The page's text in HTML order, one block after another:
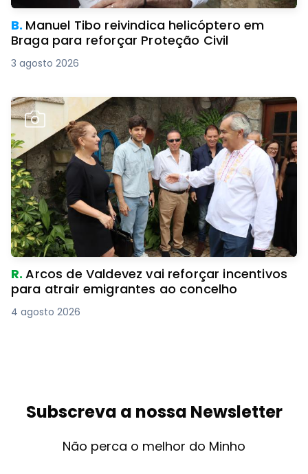
B. Manuel Tibo reivindica helicóptero em
Braga para reforçar Proteção Civil
3 agosto 2026
R.Arcos de Valdevez vai reforçar incentivos
para atrair emigrantes ao concelho
4 agosto 2026
Subscreva a nossa Newsletter
Não perca o melhor do Minho